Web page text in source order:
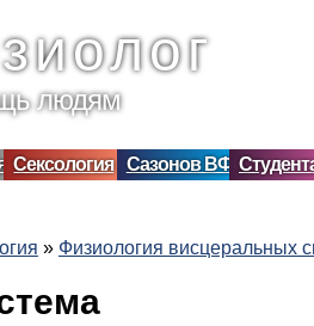
людям
Сексология Сазонов ВФ
» Физиология висцеральных